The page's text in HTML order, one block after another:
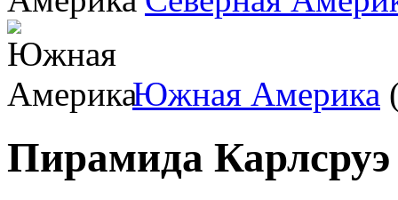
Южная Америка
Пирамида Карлсруэ